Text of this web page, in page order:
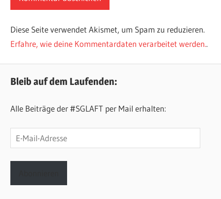
Diese Seite verwendet Akismet, um Spam zu reduzieren.
Erfahre, wie deine Kommentardaten verarbeitet werden..
Bleib auf dem Laufenden:
Alle Beiträge der #SGLAFT per Mail erhalten:
E-
Mail-
Adresse